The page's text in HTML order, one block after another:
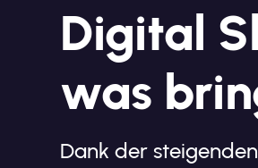
Digital
was
Dank der